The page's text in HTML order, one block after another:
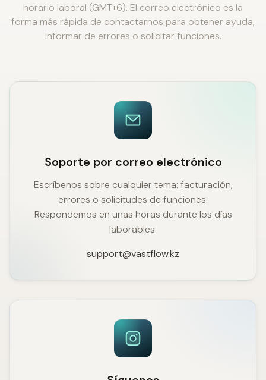
horario laboral (GMT+6). El correo electrónico es la
forma más rápida de contactarnos para obtener ayuda,
informar de errores o solicitar funciones.
Soporte por correo electrónico
Escríbenos sobre cualquier tema: facturación,
errores o solicitudes de funciones.
Respondemos en unas horas durante los días
laborables.
support@vastflow.kz